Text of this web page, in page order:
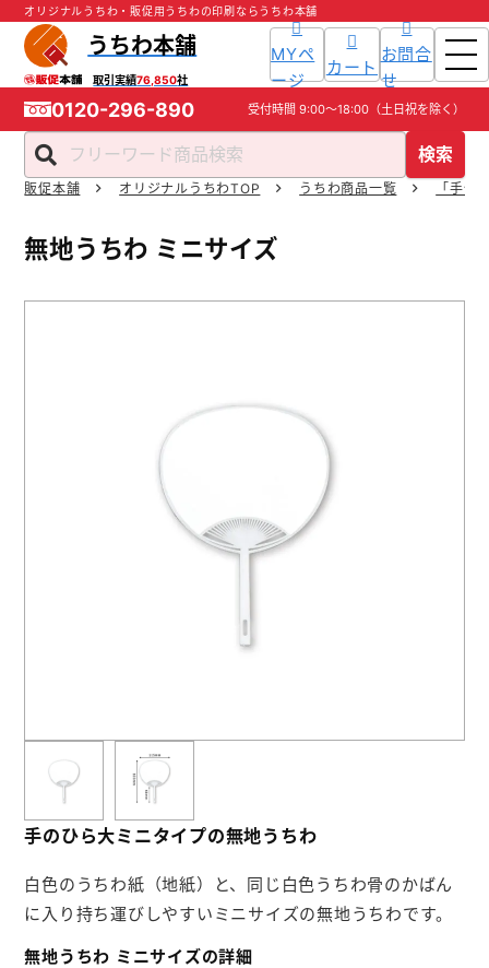
オリジナルうちわ・販促用うちわの印刷ならうちわ本舗
うちわ本舗
取引実績76,850社
検索
MYペ
ージ
カート
お問合
せ
0120-296-890 受付時間 9:00～18:00（土日祝を除く）
商品一覧
販促本舗 オリジナルうちわTOP うちわ商品一覧 「手作
無地うちわ ミニサイズ
手のひら大ミニタイプの無地うちわ
白色のうちわ紙（地紙）と、同じ白色うちわ骨のかばん
に入り持ち運びしやすいミニサイズの無地うちわです。
無地うちわ ミニサイズの詳細